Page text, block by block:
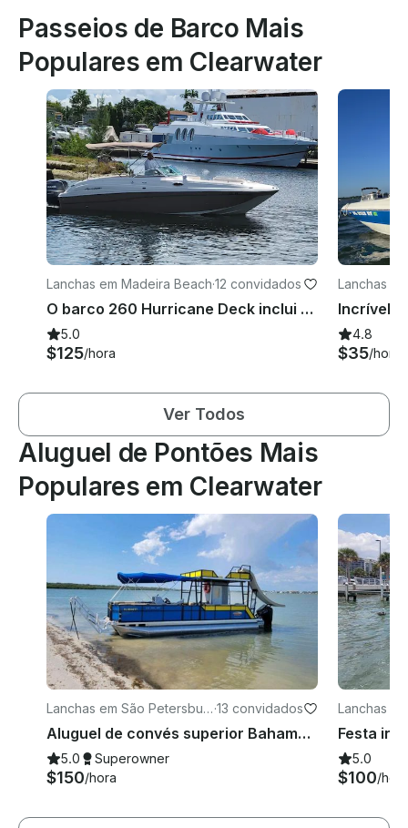
Passeios de Barco Mais
Populares em Clearwater
Lanchas em Madeira Beach·12 convidados
O barco 260 Hurricane Deck inclui combustível!
5.0
$125/hora
Lanchas
4.8
$35/hora
Ver Todos
Aluguel de Pontões Mais
Populares em Clearwater
Lanchas em São Petersbur
go
·13 convidados
Aluguel de convés superior Bahama-270 TriToon para festas de dois andares!
5.0 Superowner
$150/hora
Lanchas
5.0
$100/hora